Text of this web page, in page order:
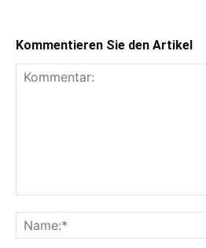
Kommentieren Sie den Artikel